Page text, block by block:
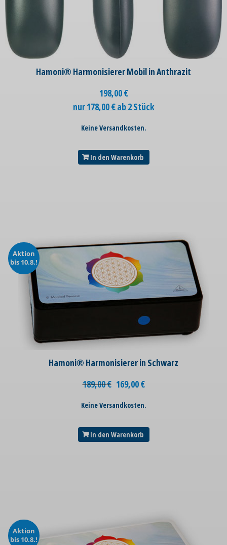
Hamoni® Harmonisierer Mobil in Anthrazit
198,00€
nur 178,00 € ab 2 Stück
Keine Versandkosten.
In den Warenkorb
Aktion
bis 10.8.!
Hamoni® Harmonisierer in Schwarz
189,00€ 169,00€
Keine Versandkosten.
In den Warenkorb
Aktion
bis 10.8.!